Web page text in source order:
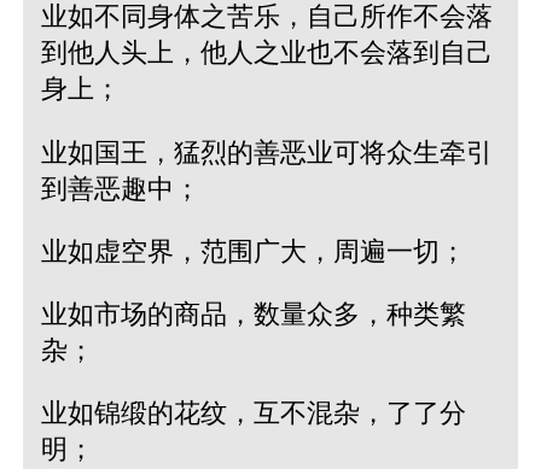
业如不同身体之苦乐，自己所作不会落
到他人头上，他人之业也不会落到自己
身上；
业如国王，猛烈的善恶业可将众生牵引
到善恶趣中；
业如虚空界，范围广大，周遍一切；
业如市场的商品，数量众多，种类繁
杂；
业如锦缎的花纹，互不混杂，了了分
明；